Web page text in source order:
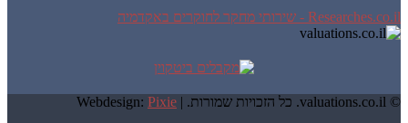
Researches.co.il - שירותי מחקר לחוקרים באקדמיה
© valuations.co.il. כל הזכויות שמורות. | Webdesign: Pixie